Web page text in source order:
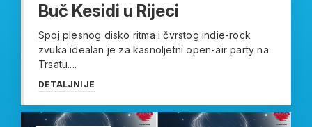
Buč Kesidi u Rijeci
Spoj plesnog disko ritma i čvrstog indie-rock
zvuka idealan je za kasnoljetni open-air party na
Trsatu....
DETALJNIJE